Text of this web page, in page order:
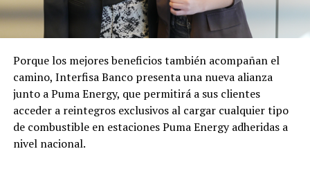
Porque los mejores beneficios también acompañan el
camino, Interfisa Banco presenta una nueva alianza
junto a Puma Energy, que permitirá a sus clientes
acceder a reintegros exclusivos al cargar cualquier tipo
de combustible en estaciones Puma Energy adheridas a
nivel nacional.